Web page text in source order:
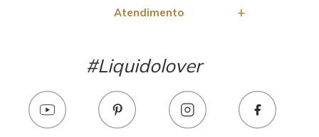
Atendimento
#Liquidolover